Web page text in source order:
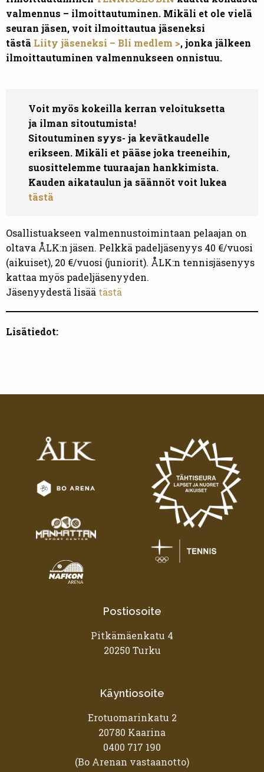
valmennus – ilmoittautuminen. Mikäli et ole vielä
seuran jäsen, voit ilmoittautua jäseneksi
tästä Liity jäseneksi – Bli medlem >, jonka jälkeen
ilmoittautuminen valmennukseen onnistuu.
Voit myös kokeilla kerran veloituksetta
ja ilman sitoutumista!
Sitoutuminen syys- ja kevätkaudelle
erikseen. Mikäli et pääse joka treeneihin,
suosittelemme tuuraajan hankkimista.
Kauden aikataulun ja säännöt voit lukea
tästä
Osallistuakseen valmennustoimintaan pelaajan on
oltava ÅLK:n jäsen. Pelkkä padeljäsenyys 40 €/vuosi
(aikuiset), 20 €/vuosi (juniorit). ÅLK:n tennisjäsenyys
kattaa myös padeljäsenyyden.
Jäsenyydestä lisää tästä
Lisätiedot:
Postiosoite
Pitkämäenkatu 4
20250 Turku
Käyntiosoite
Erotuomarinkatu 2
20780 Kaarina
0400 717 190
(Bo Arenan vastaanotto)